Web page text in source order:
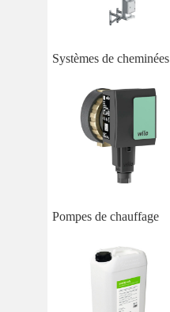
Systèmes de cheminées
Pompes de chauffage